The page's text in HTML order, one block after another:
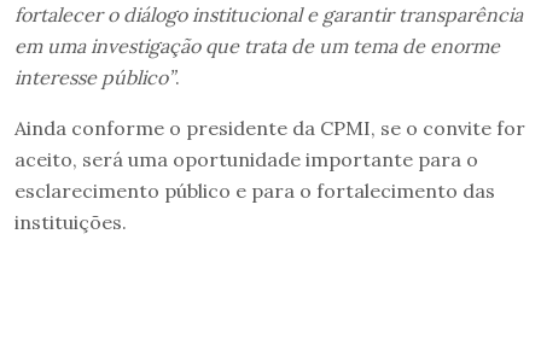
fortalecer o diálogo institucional e garantir transparência
em uma investigação que trata de um tema de enorme
interesse público”.
Ainda conforme o presidente da CPMI, se o convite for
aceito, será uma oportunidade importante para o
esclarecimento público e para o fortalecimento das
instituições.